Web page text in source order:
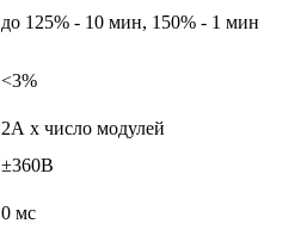
до 125% - 10 мин, 150% - 1 мин
<3%
2А х число модулей
±360В
0 мс